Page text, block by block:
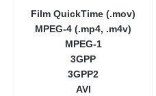
Film QuickTime (.mov)
MPEG-4 (.mp4, .m4v)
MPEG-1
3GPP
3GPP2
AVI